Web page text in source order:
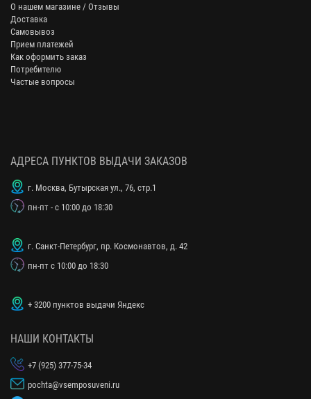
О нашем магазине / Отзывы
Доставка
Самовывоз
Прием платежей
Как оформить заказ
Потребителю
Частые вопросы
АДРЕСА ПУНКТОВ ВЫДАЧИ ЗАКАЗОВ
г. Москва, Бутырская ул., 76, стр.1
пн-пт - с 10:00 до 18:30
г. Санкт-Петербург, пр. Космонавтов, д. 42
пн-пт с 10:00 до 18:30
+ 3200 пунктов выдачи Яндекс
НАШИ КОНТАКТЫ
+7 (925) 377-75-34
pochta@vsemposuveni.ru